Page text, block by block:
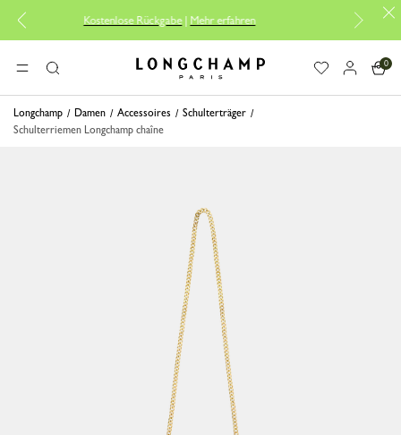
Kostenlose Rückgabe|Mehr erfahren
MENÜSuche Longchamp - Home
0
Longchamp Damen Accessoires
Schulterträger
Schulterriemen Longchamp chaîne